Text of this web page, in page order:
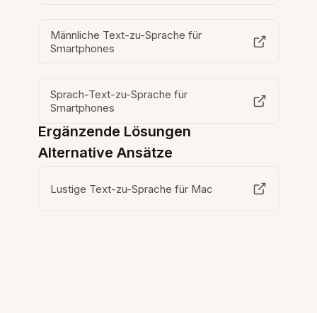
Männliche Text-zu-Sprache für
Smartphones
Sprach-Text-zu-Sprache für
Smartphones
Ergänzende Lösungen
Alternative Ansätze
Lustige Text-zu-Sprache für Mac